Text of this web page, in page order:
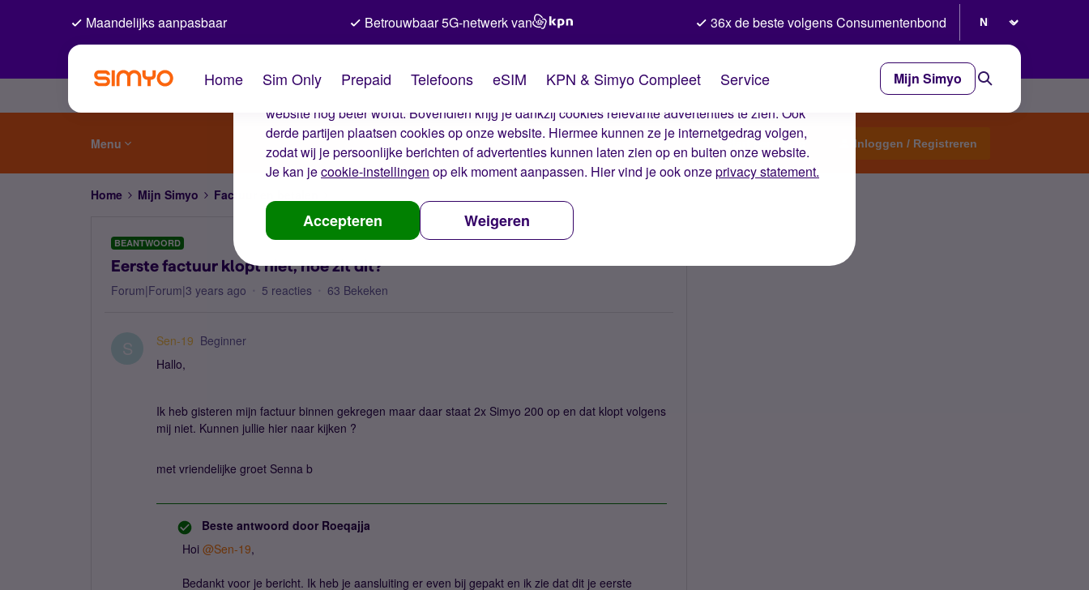
De cookies van Simyo
Wij gebruiken cookies op onze website. Met deze cookies zorgen wij ervoor dat je ervaring op de
website nog beter wordt. Bovendien krijg je dankzij cookies relevante advertenties te zien. Ook
derde partijen plaatsen cookies op onze website. Hiermee kunnen ze je internetgedrag volgen,
zodat wij je persoonlijke berichten of advertenties kunnen laten zien op en buiten onze website.
Je kan jecookie-instellingen op elk moment aanpassen. Hier vind je ook onzeprivacy statement.
Accepteren Weigeren
Maandelijks aanpasbaar Betrouwbaar 5G-netwerk van 36x de beste volgens Consumentenbond
Home Sim Only Prepaid Telefoons eSIM KPN & Simyo Compleet Service Mijn Simyo
Menu Start een topic Inloggen / Registreren
Home Mijn Simyo Factuur en betalen
BEANTWOORD
Eerste factuur klopt niet, hoe zit dit?
Forum|Forum|3 years ago 5 reacties 63 Bekeken
S Sen-19 Beginner
Hallo,
Ik heb gisteren mijn factuur binnen gekregen maar daar staat 2x Simyo 200 op en dat klopt volgens
mij niet. Kunnen jullie hier naar kijken ?
met vriendelijke groet Senna b
Beste antwoord door Roeqajja
Hoi @Sen-19,
Bedankt voor je bericht. Ik heb je aansluiting er even bij gepakt en ik zie dat dit je eerste